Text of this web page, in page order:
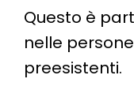
Questo è
nelle
preesistenti​.